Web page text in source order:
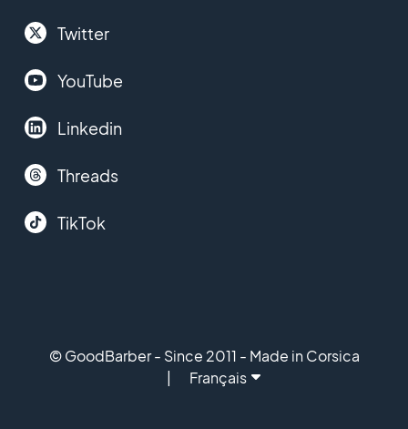
Twitter
YouTube
Linkedin
Threads
TikTok
© GoodBarber - Since 2011 - Made in Corsica
Français